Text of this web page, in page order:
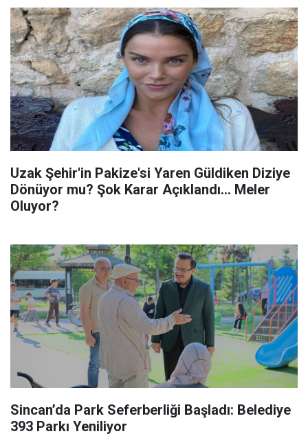
Uzak Şehir'in Pakize'si Yaren Güldiken Diziye
Dönüyor mu? Şok Karar Açıklandı... Meler
Oluyor?
Sincan’da Park Seferberliği Başladı: Belediye
393 Parkı Yeniliyor